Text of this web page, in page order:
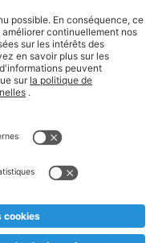
légales
et jusqu'à
nous serions
Recupel et TVA incl.
a été adoptée